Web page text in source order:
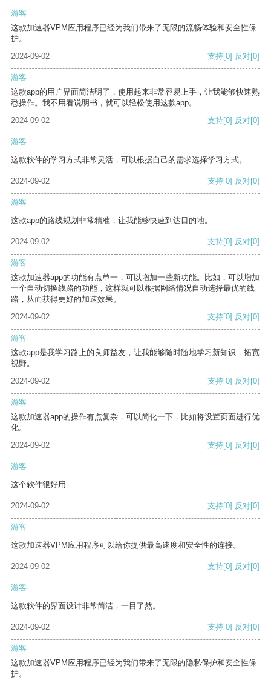
游客
这款加速器VPM应用程序已经为我们带来了无限的流畅体验和安全性保
护。
2024-09-02
支持[0] 反对[0]
游客
这款app的用户界面简洁明了，使用起来非常容易上手，让我能够快速熟
悉操作。我不用看说明书，就可以轻松使用这款app。
2024-09-02
支持[0] 反对[0]
游客
这款软件的学习方式非常灵活，可以根据自己的需求选择学习方式。
2024-09-02 支持[0] 反对[0]
游客
这款app的路线规划非常精准，让我能够快速到达目的地。
2024-09-02 支持[0] 反对[0]
游客
这款加速器app的功能有点单一，可以增加一些新功能。比如，可以增加
一个自动切换线路的功能，这样就可以根据网络情况自动选择最优的线
路，从而获得更好的加速效果。
2024-09-02
支持[0] 反对[0]
游客
这款app是我学习路上的良师益友，让我能够随时随地学习新知识，拓宽
视野。
2024-09-02
支持[0] 反对[0]
游客
这款加速器app的操作有点复杂，可以简化一下，比如将设置页面进行优
化。
2024-09-02
支持[0] 反对[0]
游客
这个软件很好用
2024-09-02 支持[0] 反对[0]
游客
这款加速器VPM应用程序可以给你提供最高速度和安全性的连接。
2024-09-02 支持[0] 反对[0]
游客
这款软件的界面设计非常简洁，一目了然。
2024-09-02 支持[0] 反对[0]
游客
这款加速器VPM应用程序已经为我们带来了无限的隐私保护和安全性保
护。